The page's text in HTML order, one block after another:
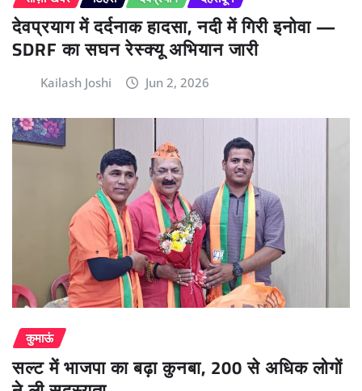
देवप्रयाग में दर्दनाक हादसा, नदी में गिरी इनोवा —
SDRF का सघन रेस्क्यू अभियान जारी
Kailash Joshi Jun 2, 2026
कुमाऊं
सल्ट में भाजपा का बढ़ा कुनबा, 200 से अधिक लोगों